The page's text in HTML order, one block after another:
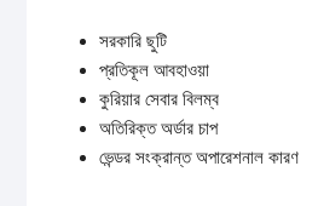
সরকারি ছুটি
প্রতিকূল আবহাওয়া
কুরিয়ার সেবার বিলম্ব
অতিরিক্ত অর্ডার চাপ
ভেন্ডর সংক্রান্ত অপারেশনাল কারণ